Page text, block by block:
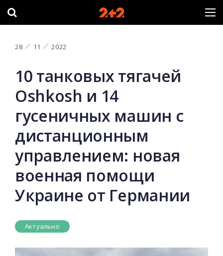
28 11 2022
10 танковых тягачей
Oshkosh и 14
гусеничных машин с
дистанционным
управлением: новая
военная помощи
Украине от Германии
Актуально